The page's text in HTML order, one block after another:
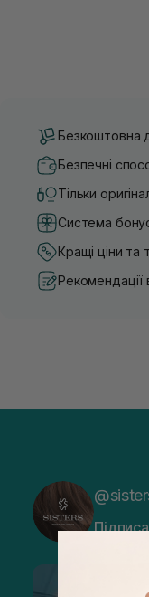
Безкоштовна
Безпечні
Тільки
Система
Кращі ціни та
Рекомендації